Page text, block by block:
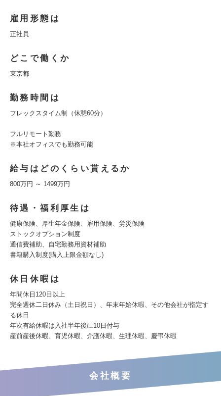
雇用形態は
正社員
どこで働くか
東京都
勤務時間は
フレックスタイム制（休憩60分）
フルリモート勤務
※本社オフィスでも勤務可能
給与はどのくらい貰えるか
800万円 ～ 1499万円
待遇・福利厚生は
健康保険、厚生年金保険、雇用保険、労災保険
ストックオプション制度
通信費補助、自宅勤務用資材補助
書籍購入制度(購入上限金額なし)
休日休暇は
年間休日120日以上
完全週休二日休み（土日祝日）、年末年始休暇、その他会社が指定す
る休日
年次有給休暇は入社半年後に10日付与
産前産後休暇、育児休暇、介護休暇、生理休暇、慶弔休暇
会社概要